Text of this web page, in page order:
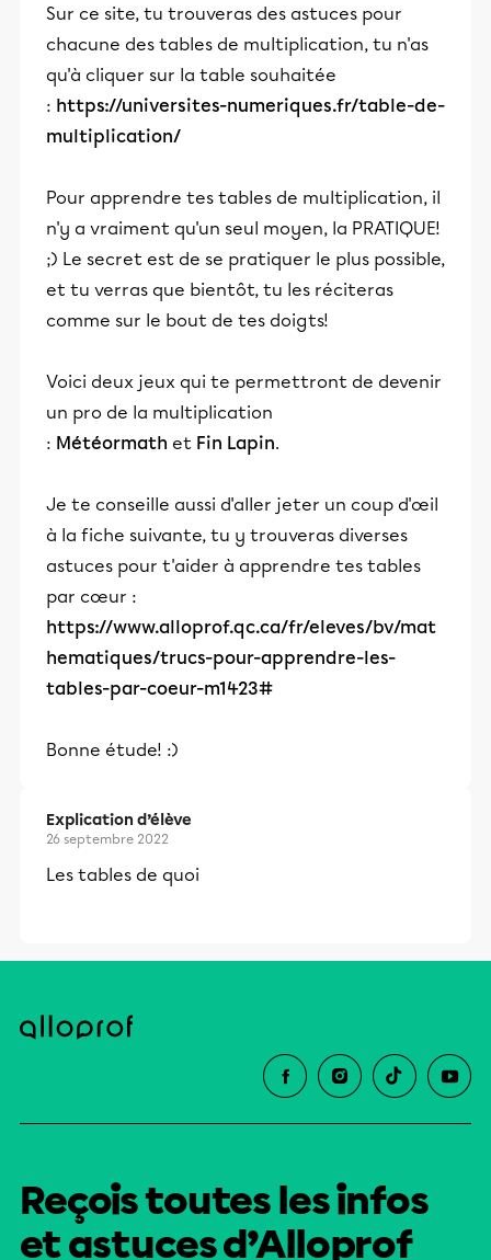
Sur ce site, tu trouveras des astuces pour
chacune des tables de multiplication, tu n'as
qu'à cliquer sur la table souhaitée
: https://universites-numeriques.fr/table-de-
multiplication/
Pour apprendre tes tables de multiplication, il
n'y a vraiment qu'un seul moyen, la PRATIQUE!
;) Le secret est de se pratiquer le plus possible,
et tu verras que bientôt, tu les réciteras
comme sur le bout de tes doigts!
Voici deux jeux qui te permettront de devenir
un pro de la multiplication
: Météormath et Fin Lapin.
Je te conseille aussi d'aller jeter un coup d'œil
à la fiche suivante, tu y trouveras diverses
astuces pour t'aider à apprendre tes tables
par cœur :
https://www.alloprof.qc.ca/fr/eleves/bv/mat
hematiques/trucs-pour-apprendre-les-
tables-par-coeur-m1423#
Bonne étude! :)
Explication d’élève
26 septembre 2022
Les tables de quoi
Reçois toutes les infos
et astuces d’Alloprof